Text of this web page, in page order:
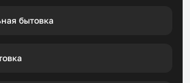
бытовка